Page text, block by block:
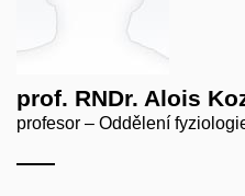
prof. RNDr. Alois
profesor – Oddělení